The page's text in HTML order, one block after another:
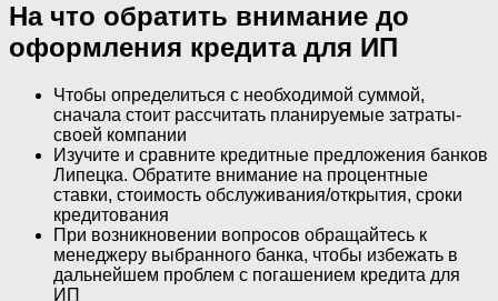
На что обратить внимание до
оформления кредита для ИП
Чтобы определиться с необходимой суммой,
сначала стоит рассчитать планируемые затраты­
своей компании
Изучите и сравните кредитные предложения банков
Липецка. Обратите внимание на процентные
ставки, стоимость обслуживания/открытия, сроки
кредитования
При возникновении вопросов обращайтесь к
менеджеру выбранного банка, чтобы избежать в
дальнейшем проблем с погашением кредита для
ИП